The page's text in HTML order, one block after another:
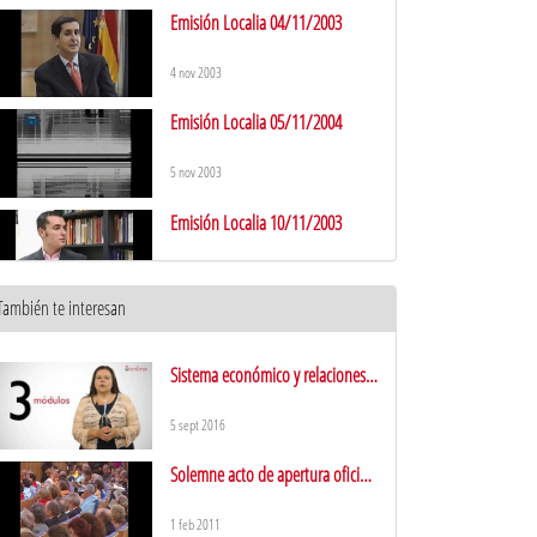
Emisión Localia 04/11/2003
4 nov 2003
Emisión Localia 05/11/2004
5 nov 2003
Emisión Localia 10/11/2003
12 nov 2003
Emisión Localia 01/12/2003
1 dic 2003
Emisión Localia 03/12/2003
te interesan
Sistema económico y relaciones
Presentación
5 sept 2016
Solemne acto de apertura oficial
Parte I
1 feb 2011